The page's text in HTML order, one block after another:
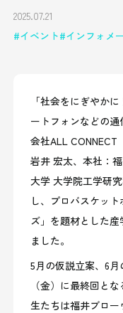
2025.07.21
イベント インフォメ
「社会をにぎやか
ートフォンなどの
会社ALL CONNECT
岩井 宏太、本社：
大学 大学院工学研
し、プロバスケッ
ズ」を題材とした
ました。
5月の仮説立案、6
（金）に最終回と
生たちは福井ブロ